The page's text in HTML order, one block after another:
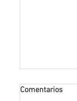
Comentarios